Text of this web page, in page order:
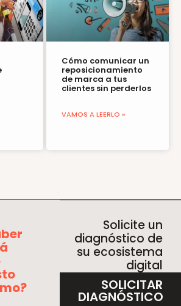
Cómo comunicar un
reposicionamiento
de marca a tus
clientes sin perderlos
VAMOS A LEERLO »
Solicite un
diagnóstico de
su ecosistema
digital
SOLICITAR
DIAGNÓSTICO